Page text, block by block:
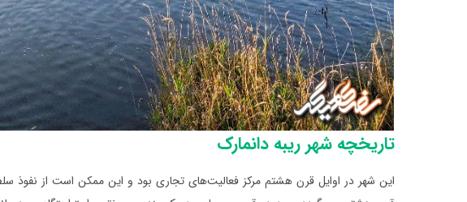
تور ایتالیا
تور پرتغال
تاریخچه شهر ریبه دانمارک
این شهر در اوایل قرن هشتم مرکز فعالیت‌های تجاری بود و این ممکن است از نفوذ